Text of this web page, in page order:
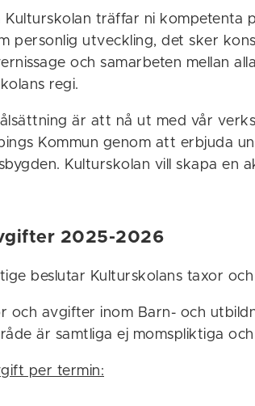
Kulturskolan träffar ni kompetenta
personlig utveckling, det sker
och samarbeten mellan
regi.
är att nå ut med vår
Kommun genom att erbjuda
Kulturskolan vill skapa en
2025-2026
beslutar Kulturskolans taxor
och avgifter inom Barn- och
är samtliga ej momspliktiga
per termin: